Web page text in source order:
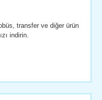
transfer ve diğer ürün
indirin.